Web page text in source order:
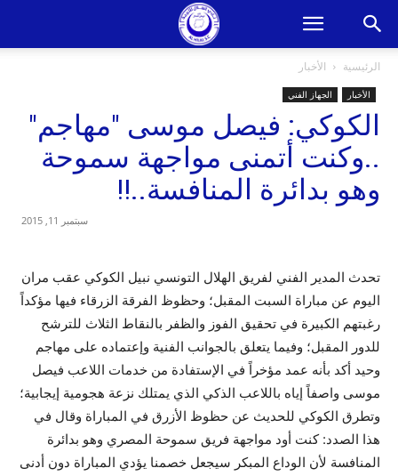
الرئيسية الأخبار
الأخبار الجهاز الفني
الكوكي: فيصل موسى "مهاجم"
..وكنت أتمنى مواجهة سموحة
وهو بدائرة المنافسة..!!
سبتمبر 11, 2015
تحدث المدير الفني لفريق الهلال التونسي نبيل الكوكي عقب مران
اليوم عن مباراة السبت المقبل؛ وحظوظ الفرقة الزرقاء فيها مؤكداً
رغبتهم الكبيرة في تحقيق الفوز والظفر بالنقاط الثلاث للترشح
للدور المقبل؛ وفيما يتعلق بالجوانب الفنية وإعتماده على مهاجم
وحيد أكد بأنه عمد مؤخراً في الإستفادة من خدمات اللاعب فيصل
موسى واصفاً إياه باللاعب الذكي الذي يمتلك نزعة هجومية إيجابية؛
وتطرق الكوكي للحديث عن حظوظ الأزرق في المباراة وقال في
هذا الصدد: كنت أود مواجهة فريق سموحة المصري وهو بدائرة
المنافسة لأن الوداع المبكر سيجعل خصمنا يؤدي المباراة دون أدنى